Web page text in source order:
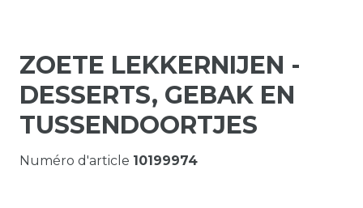
ZOETE LEKKERNIJEN -
DESSERTS, GEBAK EN
TUSSENDOORTJES
Numéro d'article 10199974